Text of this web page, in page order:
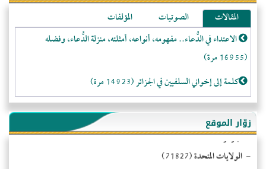
المقالات الصوتيات
المؤلفات
الاعتداء في الدُّعاء.. مفهومه، أنواعه، أمثلته، منزلة الدُّعاء، وفضله
(16955 مرة)
كلمة إلى إخواني السلفيين في الجزائر (14923 مرة)
لا تتَّبعوا عورات الـمسلمين (13367 مرة)
المَرْأَةُ وَالْحُقُوقُ الْمَزْعُوَمَةُ (12478 مرة)
الـنـُّصـيريَّـة الحقيقة والواقع (10982 مرة)
زوّار الموقع
- الجزائر (94579)
- الولايات المتحدة (71827)